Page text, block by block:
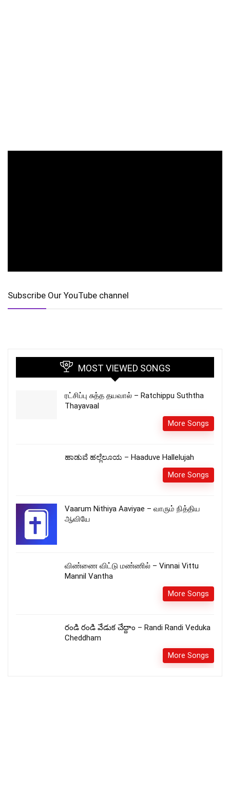
Subscribe Our YouTube channel
MOST VIEWED SONGS
ரட்சிப்பு சுத்த தயவால் – Ratchippu Suththa
Thayavaal
More Songs
ಹಾಡುವೆ ಹಲ್ಲೆಲೂಯ – Haaduve Hallelujah
More Songs
Vaarum Nithiya Aaviyae – வாரும் நித்திய
ஆவியே
விண்ணை விட்டு மண்ணில் – Vinnai Vittu
Mannil Vantha
More Songs
రండి రండి వేడుక చేద్దాం – Randi Randi Veduka
Cheddham
More Songs